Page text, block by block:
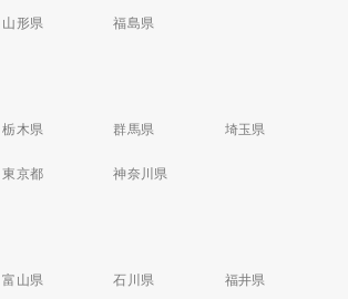
山形県 福島県
栃木県 群馬県 埼玉県
東京都 神奈川県
富山県 石川県 福井県